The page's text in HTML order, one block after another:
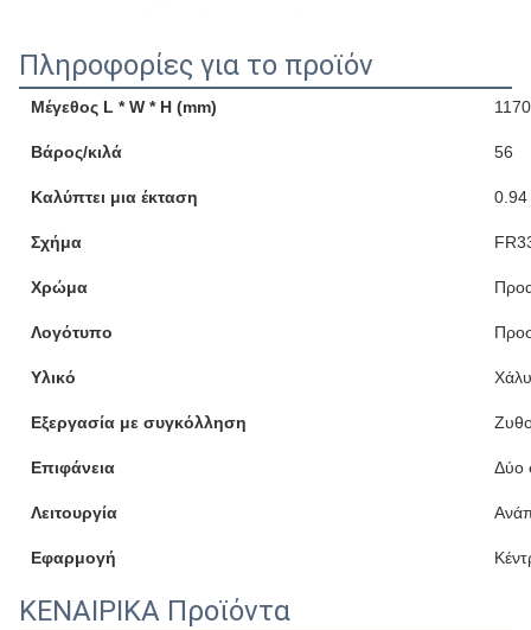
Πληροφορίες για το προϊόν
Μέγεθος L * W * H (mm)
Βάρος/κιλά 56
Καλύπτει μια έκταση 0.94
Σχήμα
Χρώμα
Λογότυπο
Υλικό
Εξεργασία με συγκόλληση
Επιφάνεια Δύο
Λειτουργία
Εφαρμογή
ΚΕΝΑΙΡΙΚΑ Προϊόντα